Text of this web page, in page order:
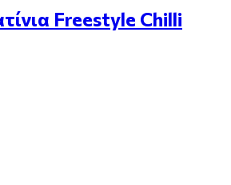
Freestyle Chilli